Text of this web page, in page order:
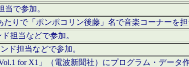
で参加。
たりで「ポンポコリン後藤」名で音楽コーナーを
担当などで参加。
ド担当などで参加。
for X1」（電波新聞社）にプログラム・データ